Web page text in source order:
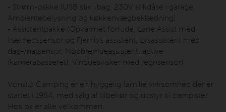
- Strøm-pakke (USB stik i bag, 230V stikdåse i garage,
Ambientebelysning og køkkenvægbeklædning)
- Assistentpakke (Opvarmet forrude, Lane Assist med
træthedssensor og Fjernlys assistent, Lysassistent med
dag-/natsensor, Nødbremseassistent, active
(kamerabasseret), Vinduesvisker med regnsensor)
Vonsild Camping er en hyggelig familie virksomhed der er
startet i 1964, med salg af tilbehør og udstyr til campister.
Hos os er alle velkommen..